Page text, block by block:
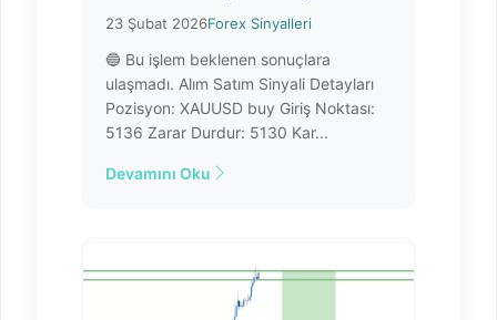
23 Şubat 2026Forex Sinyalleri
🔵 Bu işlem beklenen sonuçlara
ulaşmadı. Alım Satım Sinyali Detayları
Pozisyon: XAUUSD buy Giriş Noktası:
5136 Zarar Durdur: 5130 Kar...
Devamını Oku